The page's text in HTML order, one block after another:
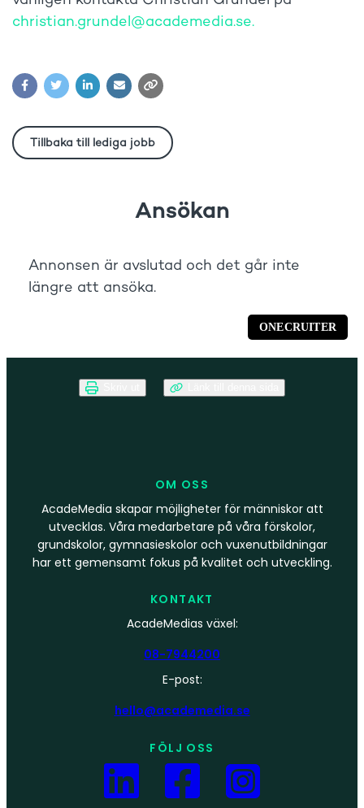
OM OSS
AcadeMedia skapar möjligheter för människor att
utvecklas. Våra medarbetare på våra förskolor,
grundskolor, gymnasieskolor och vuxenutbildningar
har ett gemensamt fokus på kvalitet och utveckling.
KONTAKT
AcadeMedias växel:
08-7944200
E-post:
hello@academedia.se
FÖLJ OSS